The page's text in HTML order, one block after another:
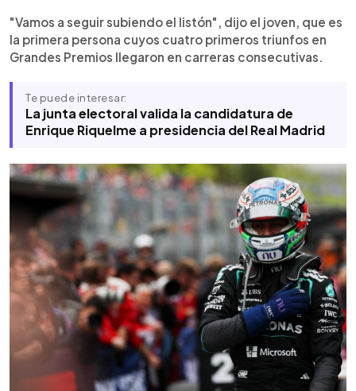
problemas. La próxima carrera será en Mónaco,
donde el joven líder buscará mantener su racha.
"Vamos a seguir subiendo el listón", dijo el joven, que es
la primera persona cuyos cuatro primeros triunfos en
Grandes Premios llegaron en carreras consecutivas.
Te puede interesar:
La junta electoral valida la candidatura de
Enrique Riquelme a presidencia del Real Madrid